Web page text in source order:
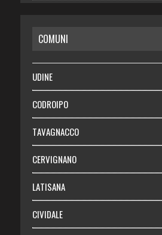
RISPARMIO
SALUTE
Necrologie
Chi siamo
Abbonati
Login
COMUNI
UDINE
CODROIPO
TAVAGNACCO
CERVIGNANO
LATISANA
CIVIDALE